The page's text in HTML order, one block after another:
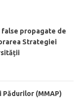
propagate de
Strategiei
(MMAP)